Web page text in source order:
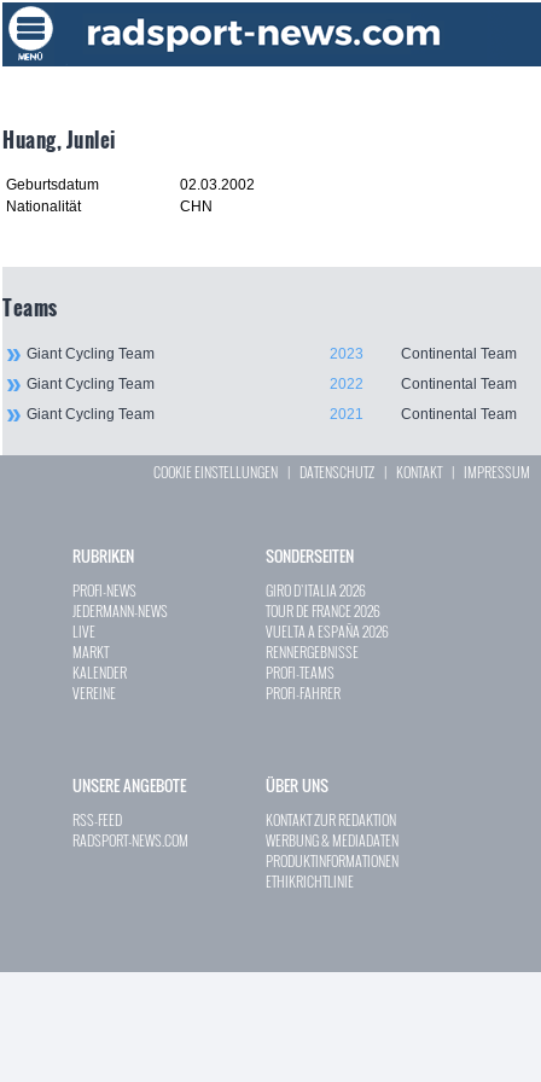
Huang, Junlei
Geburtsdatum
02.03.2002
Nationalität
CHN
Teams
Giant Cycling Team 2023
Continental Team
Giant Cycling Team
2022
Continental Team
Giant Cycling Team
2021 Continental Team
COOKIE EINSTELLUNGEN | DATENSCHUTZ | KONTAKT| IMPRESSUM
RUBRIKEN
PROFI-NEWS
JEDERMANN-NEWS
LIVE
MARKT
KALENDER
VEREINE
SONDERSEITEN
GIRO D`ITALIA 2026
TOUR DE FRANCE 2026
VUELTA A ESPAÑA 2026
RENNERGEBNISSE
PROFI-TEAMS
PROFI-FAHRER
UNSERE ANGEBOTE
RSS-FEED
RADSPORT-NEWS.COM
ÜBER UNS
KONTAKT ZUR REDAKTION
WERBUNG & MEDIADATEN
PRODUKTINFORMATIONEN
ETHIKRICHTLINIE